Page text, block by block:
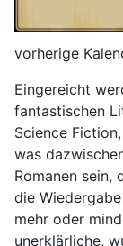
vorherige
Eingereicht
fantastischen
Science
was
Romanen sein,
die
mehr oder
unerklärliche,